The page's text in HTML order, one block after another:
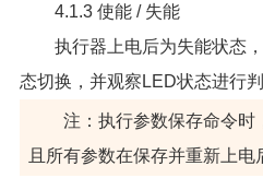
4.1.3 使能 / 失能
执行器上电后为失能状态
态切换，并观察LED状态进行判
注：执行参数保存命令时
且所有参数在保存并重新上电